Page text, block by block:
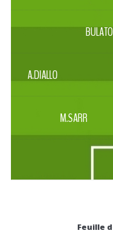
A.DIALLO
M.SARR
Feuille